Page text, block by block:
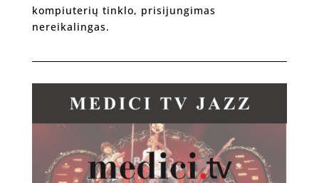
kompiuterių tinklo, prisijungimas
nereikalingas.